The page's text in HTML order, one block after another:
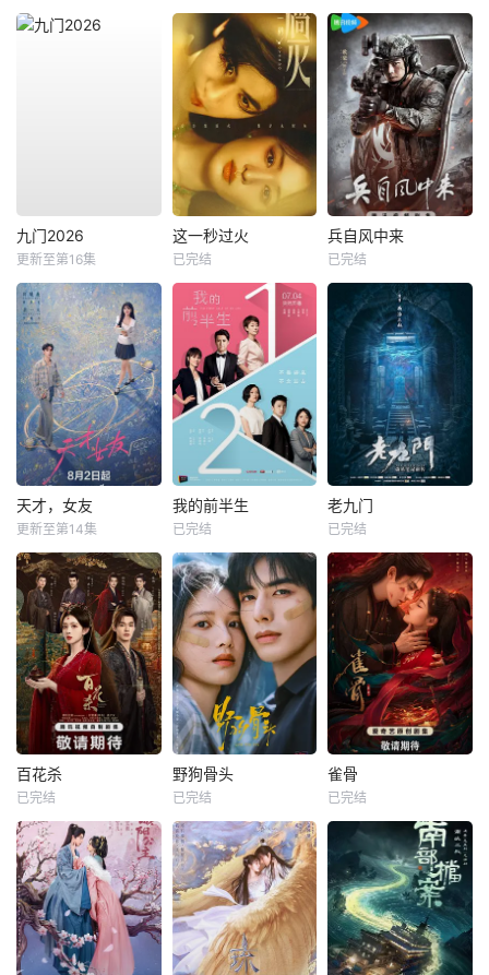
九门2026
更新至第16集
这一秒过火
已完结
兵自风中来
已完结
天才，女友
更新至第14集
我的前半生
已完结
老九门
已完结
百花杀
已完结
野狗骨头
已完结
雀骨
已完结